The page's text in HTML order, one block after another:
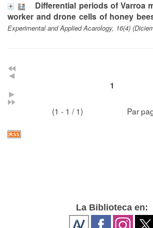
Differential periods of Varroa
worker and drone cells of honey
Experimental and Applied Acarology, 16(4)
1
(1 - 1 / 1) Par
La Biblioteca en: